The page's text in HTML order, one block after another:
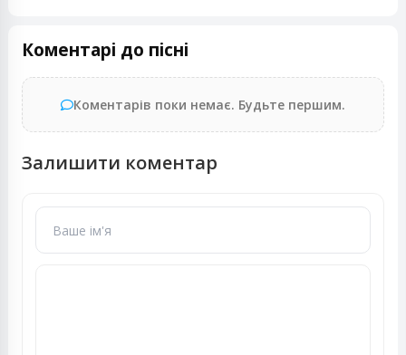
Коментарі до пісні
Коментарів поки немає. Будьте першим.
Залишити коментар